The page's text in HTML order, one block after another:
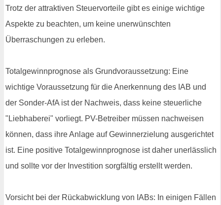
Trotz der attraktiven Steuervorteile gibt es einige wichtige
Aspekte zu beachten, um keine unerwünschten
Überraschungen zu erleben.
Totalgewinnprognose als Grundvoraussetzung: Eine
wichtige Voraussetzung für die Anerkennung des IAB und
der Sonder-AfA ist der Nachweis, dass keine steuerliche
"Liebhaberei" vorliegt. PV-Betreiber müssen nachweisen
können, dass ihre Anlage auf Gewinnerzielung ausgerichtet
ist. Eine positive Totalgewinnprognose ist daher unerlässlich
und sollte vor der Investition sorgfältig erstellt werden.
Vorsicht bei der Rückabwicklung von IABs: In einigen Fällen